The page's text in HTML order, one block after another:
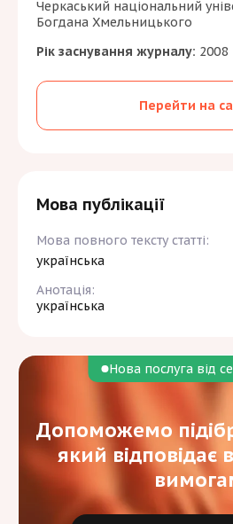
Черкаський національний
Богдана Хмельницького
Рік заснування журналу: 2008
Перейти на
Мова публікації
Мова повного тексту статті:
українська
Анотація:
українська
Нова послуга від
Допоможемо
який відповідає